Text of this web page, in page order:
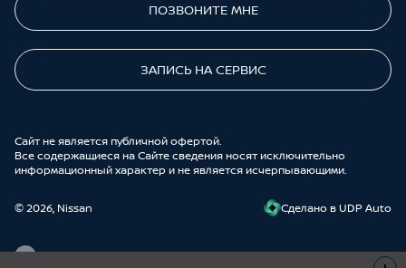
ПОЗВОНИТЕ МНЕ
ЗАПИСЬ НА СЕРВИС
Cайт не является публичной офертой.
Все содержащиеся на Сайте сведения носят исключительно
информационный характер и не является исчерпывающими.
© 2026, Nissan Cделано в UDP Auto